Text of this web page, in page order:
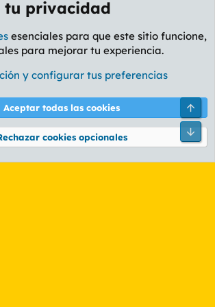
AMARILLO
y reglas Política de privacidad Ayuda
XenForo® © 2010-2026 XenForo Ltd.
tu privacidad
esenciales para que este sitio funcione,
para mejorar tu experiencia.
y configurar tus preferencias
Aceptar todas las cookies
cookies opcionales
Pie